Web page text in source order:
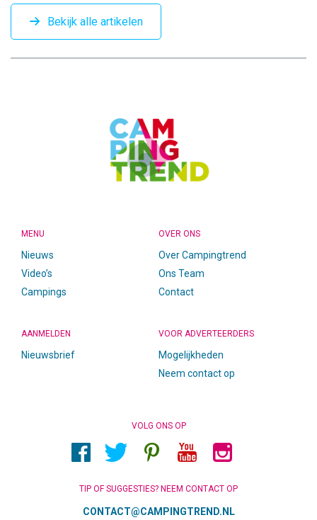
Bekijk alle artikelen
MENU
Nieuws
Video’s
Campings
OVER ONS
Over Campingtrend
Ons Team
Contact
AANMELDEN
Nieuwsbrief
VOOR ADVERTEERDERS
Mogelijkheden
Neem contact op
VOLG ONS OP
TIP OF SUGGESTIES? NEEM CONTACT OP
CONTACT@CAMPINGTREND.NL